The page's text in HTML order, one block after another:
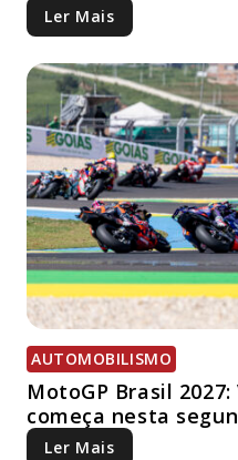
Ler Mais
AUTOMOBILISMO
MotoGP Brasil
começa nesta
Ler Mais